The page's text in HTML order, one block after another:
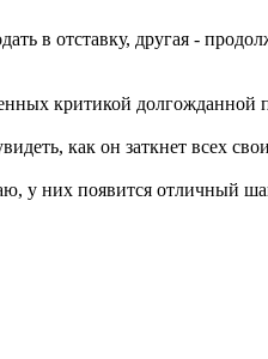
в отставку, другая -
критикой долгожданной
как он заткнет всех
у них появится отличный